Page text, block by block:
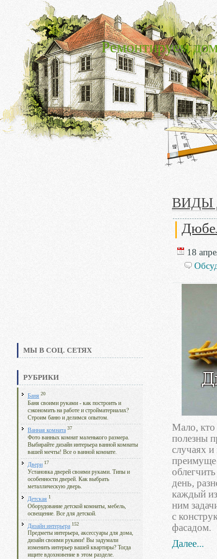
Ремонтируем
МЫ В СОЦ. СЕТЯХ
РУБРИКИ
Баня 20
Баня своими руками - как построить и
сэкономить на работе и стройматериалах?
Строим баню и делимся опытом.
Ванная комната 37
Фото ванных комнат маленького размера.
Выбирайте дизайн интерьера ванной комнаты
вашей мечты! Все о ванной комнате.
Двери 17
Установка дверей своими руками. Типы и
особенности дверей. Как выбрать
металлическую дверь.
Детская 1
Оборудование детской комнаты, мебель,
освещение. Все для детской.
Дизайн интерьера 152
Предметы интерьера, аксессуары для дома,
дизайн своими руками! Вы задумали
изменить интерьер вашей квартиры? Тогда
ищите вдохновение в этом разделе.
ВИДЫ
18
Мало, кто
полезны
случаях
день,
каждый
ним
с
фасадом.
Далее...